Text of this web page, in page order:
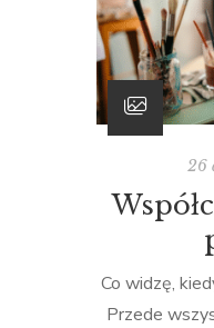
26
Co widzę,
Przede